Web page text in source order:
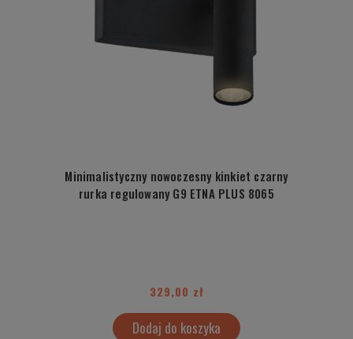
Minimalistyczny nowoczesny kinkiet czarny
rurka regulowany G9 ETNA PLUS 8065
329,00 zł
Dodaj do koszyka